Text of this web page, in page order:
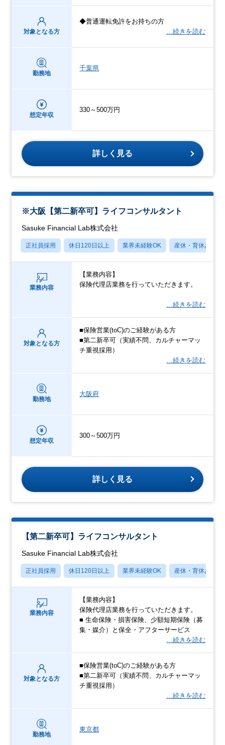
対象となる方
◆普通運転免許をお持ちの方
…続きを読む
勤務地
千葉県
想定年収
330～500万円
詳しく見る
※大阪【第二新卒可】ライフコンサルタント
Sasuke Financial Lab株式会社
正社員採用 休日120日以上 業界未経験OK 産休・育休あり
業務内容
【業務内容】
保険代理店業務を行っていただきます。
…続きを読む
対象となる方
■保険営業(toC)のご経験がある方
■第二新卒可（実績不問、カルチャーマッ
チ重視採用）
…続きを読む
勤務地
大阪府
想定年収
300～500万円
詳しく見る
【第二新卒可】ライフコンサルタント
Sasuke Financial Lab株式会社
正社員採用 休日120日以上 業界未経験OK 産休・育休あり
業務内容
【業務内容】
保険代理店業務を行っていただきます。
■ 生命保険・損害保険、少額短期保険（募
集・媒介）と保全・アフターサービス
…続きを読む
対象となる方
■保険営業(toC)のご経験がある方
■第二新卒可（実績不問、カルチャーマッ
チ重視採用）
…続きを読む
勤務地
東京都